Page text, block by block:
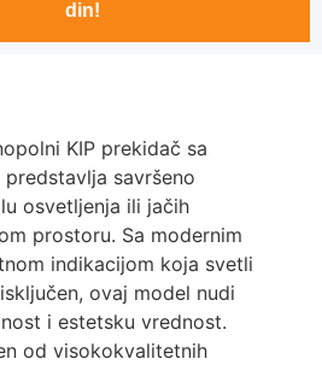
din!
KIP prekidač sa
savršeno
osvetljenja ili jačih
prostoru. Sa modernim
indikacijom koja svetli
ovaj model nudi
i estetsku vrednost.
od visokokvalitetnih